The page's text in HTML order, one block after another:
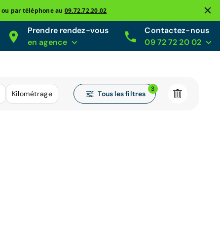
ou par téléphone au 09.72.72.20.02
Prendre rendez-vous
en agence
Contactez-nous
09 72 72 20 02
Kilométrage Tous les filtres
3